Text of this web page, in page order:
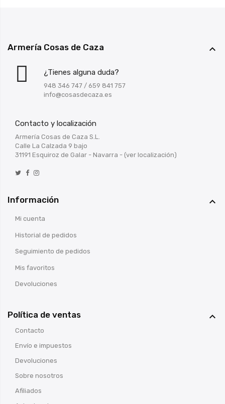
Armería Cosas de Caza 
¿Tienes alguna duda?
948 346 747 / 659 841 757
info@cosasdecaza.es
Contacto y localización
Armería Cosas de Caza S.L.
Calle La Calzada 9 bajo
31191 Esquiroz de Galar - Navarra - (ver localización)
Información 
Mi cuenta
Historial de pedidos
Seguimiento de pedidos
Mis favoritos
Devoluciones
Política de ventas 
Contacto
Envío e impuestos
Devoluciones
Sobre nosotros
Afiliados